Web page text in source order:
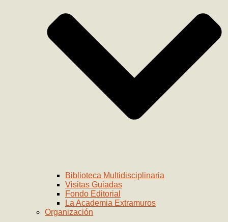
Biblioteca Multidisciplinaria
Visitas Guiadas
Fondo Editorial
La Academia Extramuros
Organización